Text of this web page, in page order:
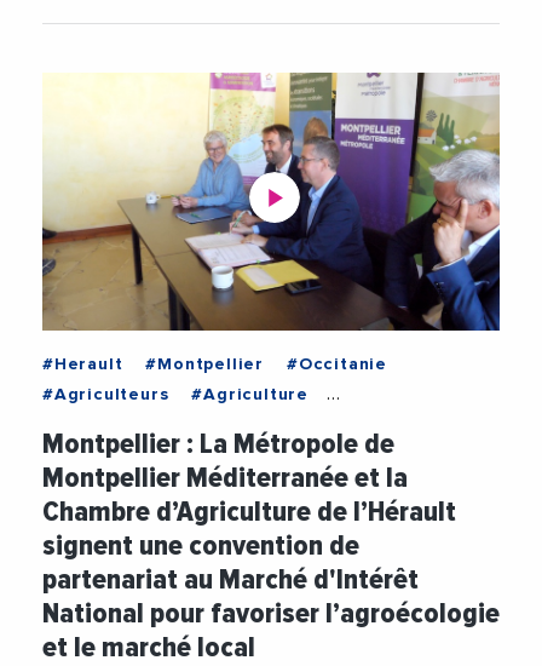
#Herault #Montpellier
#Occitanie
#Agriculteurs
#Agriculture
#Alimentation
#ChambreAgriculteurHerault
#Economie
#Emploi
#Environnement
#MichaelDelafosse
#MIN
#Partenariat
#Videos
Montpellier : La Métropole de
Montpellier Méditerranée et la
Chambre d’Agriculture de l’Hérault
signent une convention de
partenariat au Marché d'Intérêt
National pour favoriser l’agroécologie
et le marché local